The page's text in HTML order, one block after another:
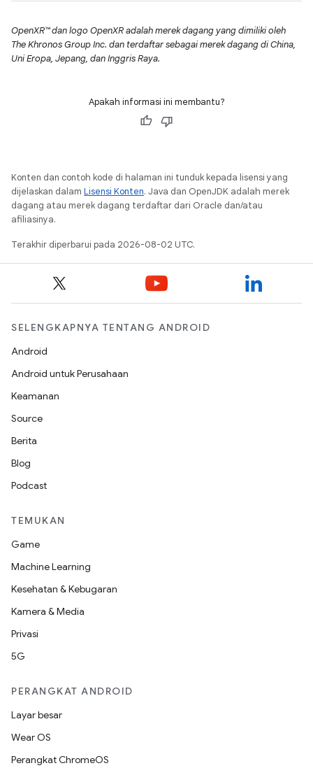
OpenXR™ dan logo OpenXR adalah merek dagang yang dimiliki oleh
The Khronos Group Inc. dan terdaftar sebagai merek dagang di China,
Uni Eropa, Jepang, dan Inggris Raya.
Apakah informasi ini membantu?
Konten dan contoh kode di halaman ini tunduk kepada lisensi yang
dijelaskan dalam Lisensi Konten. Java dan OpenJDK adalah merek
dagang atau merek dagang terdaftar dari Oracle dan/atau
afiliasinya.
Terakhir diperbarui pada 2026-08-02 UTC.
SELENGKAPNYA TENTANG ANDROID
Android
Android untuk Perusahaan
Keamanan
Source
Berita
Blog
Podcast
TEMUKAN
Game
Machine Learning
Kesehatan & Kebugaran
Kamera & Media
Privasi
5G
PERANGKAT ANDROID
Layar besar
Wear OS
Perangkat ChromeOS